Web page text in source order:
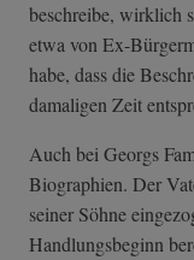
beschreibe, wirklich
etwa von Ex-
habe, dass die
damaligen Zeit
Auch bei Georgs
Biographien. Der
seiner Söhne
Handlungsbeginn